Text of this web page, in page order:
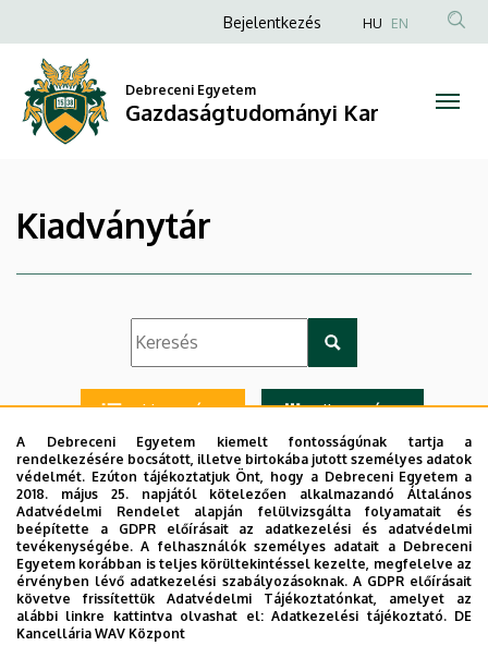
Gazdaságtudományi
Kar
a
tartalomra
Anonim
fiók
menüje
Bejelentkezés HU EN
Debreceni Egyetem
Gazdaságtudományi Kar
Kiadványtár
Lista nézet Ikon nézet
Kiadványtár
A Debreceni Egyetem kiemelt fontosságúnak tartja a
rendelkezésére bocsátott, illetve birtokába jutott személyes adatok
védelmét. Ezúton tájékoztatjuk Önt, hogy a Debreceni Egyetem a
2018. május 25. napjától kötelezően alkalmazandó Általános
Adatvédelmi Rendelet alapján felülvizsgálta folyamatait és
beépítette a GDPR előírásait az adatkezelési és adatvédelmi
tevékenységébe. A felhasználók személyes adatait a Debreceni
Egyetem korábban is teljes körültekintéssel kezelte, megfelelve az
érvényben lévő adatkezelési szabályozásoknak. A GDPR előírásait
követve frissítettük Adatvédelmi Tájékoztatónkat, amelyet az
alábbi linkre kattintva olvashat el:Adatkezelési tájékoztató. DE
Kancellária WAV Központ